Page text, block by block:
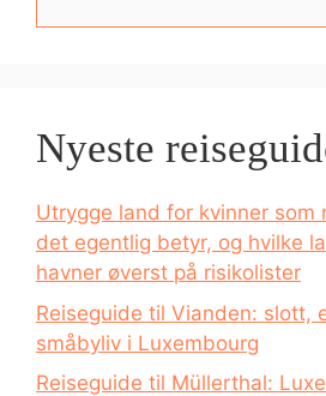
Nyeste
Utrygge land for kvinner som
det egentlig betyr, og hvilke
havner øverst på risikolister
Reiseguide til Vianden: slott,
småbyliv i Luxembourg
Reiseguide til Müllerthal: